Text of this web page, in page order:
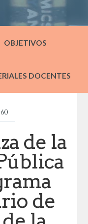
OBJETIVOS
DOCENTES
de la
de